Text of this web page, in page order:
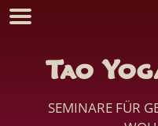
Tao
SEMINARE FÜR